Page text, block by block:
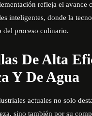
refleja el avance
inteligentes, donde la
del proceso culinario.
De Alta
Y De Agua
actuales no solo
sino también por su